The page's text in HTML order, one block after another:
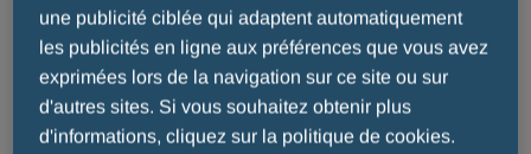
passe et coordonnées personnelles).
Informations relatives à la santé. Si vous
prenez contact avec la Société concernant
un effet indésirable potentiellement lié au
traitement d’une maladie (processus nommé
une publicité ciblée qui adaptent automatiquement
les publicités en ligne aux préférences que vous avez
exprimées lors de la navigation sur ce site ou sur
d'autres sites. Si vous souhaitez obtenir plus
d'informations, cliquez sur la politique de cookies.